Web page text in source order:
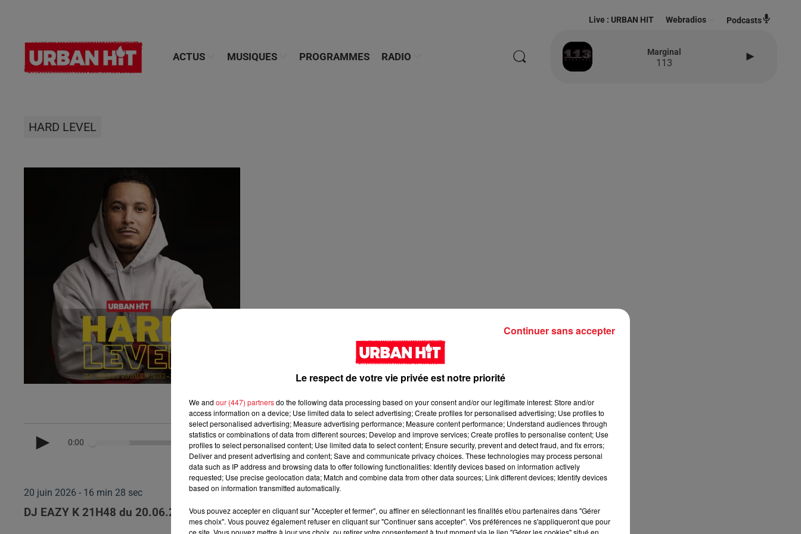
ACTUS MUSIQUES PROGRAMMES RADIO
Live : URBAN HIT Webradios Podcasts
Marginal
113
HARD LEVEL
0:00 16 min 28 sec
20 juin 2026 - 16 min 28 sec
DJ EAZY K 21H48 du 20.06.2026
Le respect de votre vie privée est notre priorité
We and our (447) partnersdo the following data processing based on your consent and/or our legitimate interest: Store and/or
access information on a device; Use limited data to select advertising; Create profiles for personalised advertising; Use profiles to
select personalised advertising; Measure advertising performance; Measure content performance; Understand audiences through
statistics or combinations of data from different sources; Develop and improve services; Create profiles to personalise content; Use
profiles to select personalised content; Use limited data to select content; Ensure security, prevent and detect fraud, and fix errors;
Deliver and present advertising and content; Save and communicate privacy choices. These technologies may process personal
data such as IP address and browsing data to offer following functionalities: Identify devices based on information actively
requested; Use precise geolocation data; Match and combine data from other data sources; Link different devices; Identify devices
based on information transmitted automatically.
Vous pouvez accepter en cliquant sur "Accepter et fermer", ou affiner en sélectionnant les finalités et/ou partenaires dans "Gérer
mes choix". Vous pouvez également refuser en cliquant sur "Continuer sans accepter". Vos préférences ne s'appliqueront que pour
ce site. Vous pouvez mettre à jour vos choix, ou retirer votre consentement à tout moment via le lien "Gérer les cookies" situé en
Continuer sans accepter